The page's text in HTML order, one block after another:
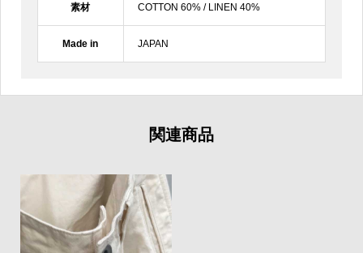
素材 COTTON 60% / LINEN 40%
Made in JAPAN
関連商品